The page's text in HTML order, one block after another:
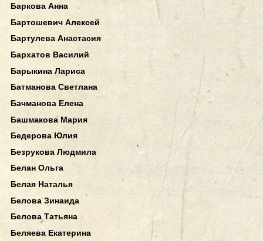
Баркова Анна
Бартошевич Алексей
Бартулева Анастасия
Бархатов Василий
Барыкина Лариса
Батманова Светлана
Бачманова Елена
Башмакова Мария
Бедерова Юлия
Безрукова Людмила
Белан Ольга
Белая Наталья
Белова Зинаида
Белова Татьяна
Беляева Екатерина